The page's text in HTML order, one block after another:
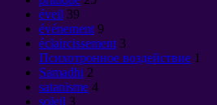
éveil 39
événement 9
éclaircissement 3
Психотронное воздействие 1
Samadhi 2
satanisme 4
soleil 3